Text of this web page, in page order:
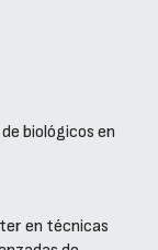
biológicos en
en técnicas